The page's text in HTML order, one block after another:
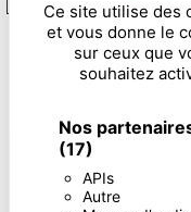
Ce site utilise des
et vous donne le
sur ceux que
souhaitez
Nos
(17)
APIs
Autre
** Les données
aux fins de vous
informatisé. Elles sont
seul but de répondre à
seront communiquées
disposez de droits
portabilité, de limitation,
consentement à tout
réclamation auprès
d’organiser le sort de